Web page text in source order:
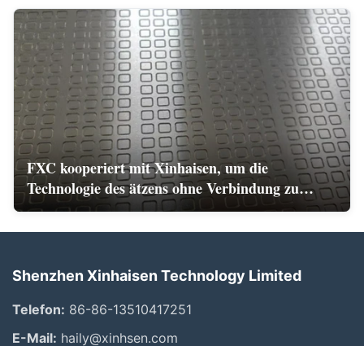
FXC kooperiert mit Xinhaisen, um die
Technologie des ätzens ohne Verbindung zu
entwickeln
Shenzhen Xinhaisen Technology Limited
Telefon: 86-86-13510417251
E-Mail: haily@xinhsen.com